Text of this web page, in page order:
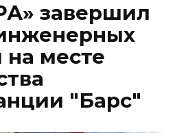
завершил
месте
"Барс"